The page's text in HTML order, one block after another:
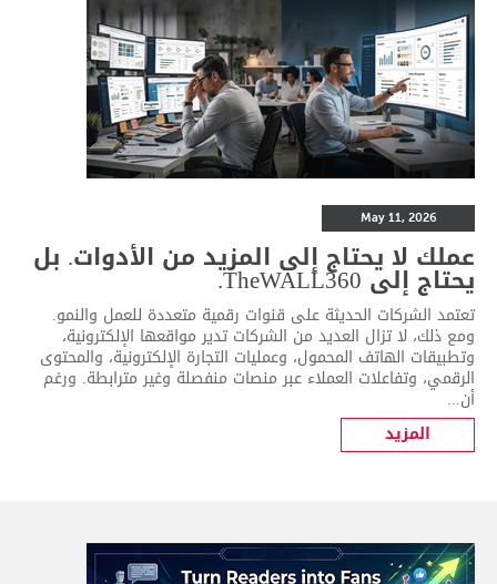
May 11, 2026
عملك لا يحتاج إلى المزيد من الأدوات. بل
يحتاج إلى TheWALL360.
تعتمد الشركات الحديثة على قنوات رقمية متعددة للعمل والنمو.
ومع ذلك، لا تزال العديد من الشركات تدير مواقعها الإلكترونية،
وتطبيقات الهاتف المحمول، وعمليات التجارة الإلكترونية، والمحتوى
الرقمي، وتفاعلات العملاء عبر منصات منفصلة وغير مترابطة. ورغم
أن...
المزيد